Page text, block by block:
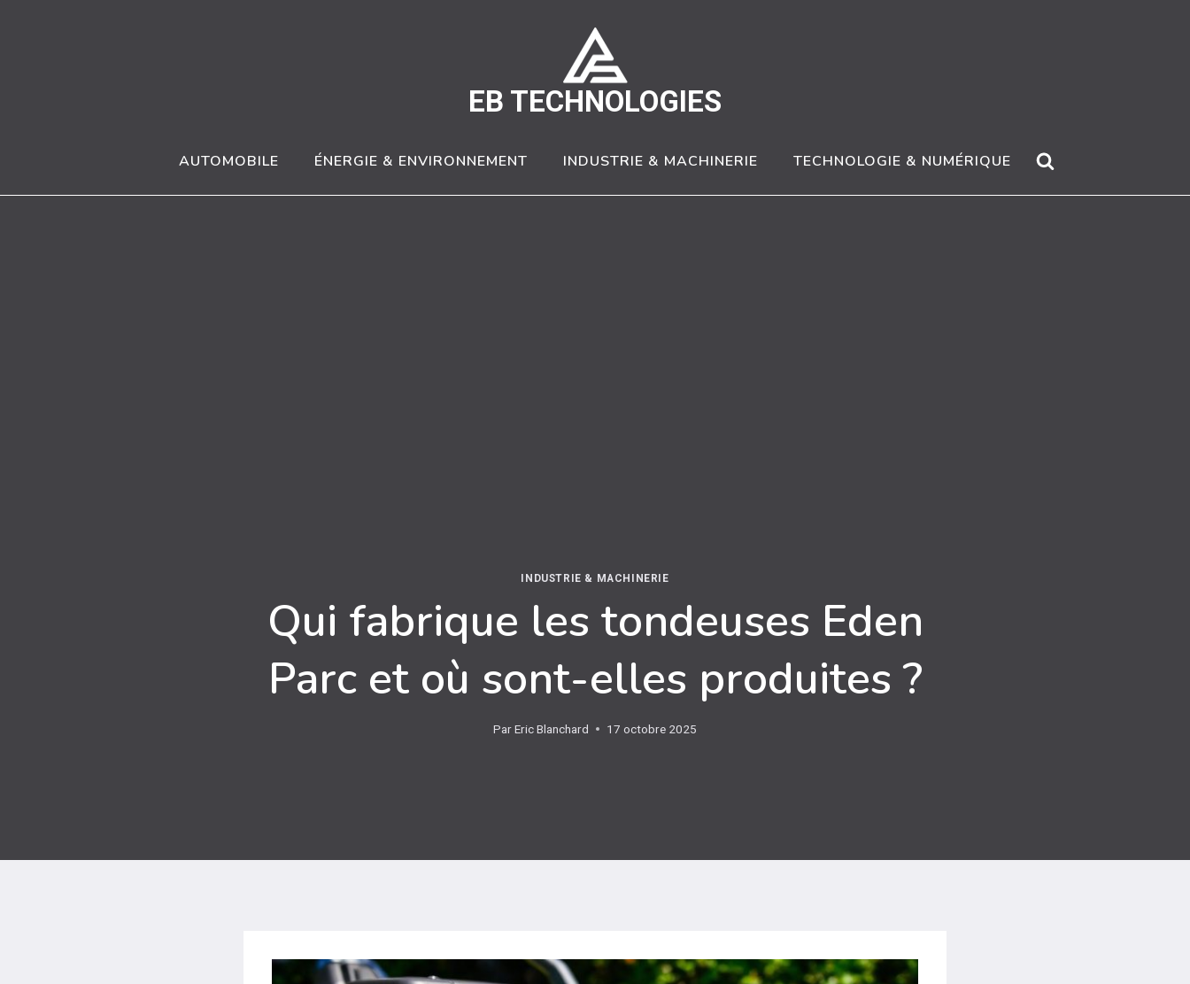
EB TECHNOLOGIES
AUTOMOBILE ÉNERGIE & ENVIRONNEMENT INDUSTRIE & MACHINERIE TECHNOLOGIE & NUMÉRIQUE
INDUSTRIE & MACHINERIE
Qui fabrique les tondeuses Eden
Parc et où sont-elles produites ?
ParEric Blanchard 17 octobre 2025